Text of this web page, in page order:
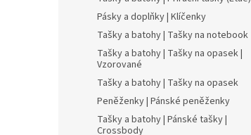
Pásky a doplňky | Klíčenky
Tašky a batohy | Tašky na notebook
Tašky a batohy | Tašky na opasek |
Vzorované
Tašky a batohy | Tašky na opasek
Peněženky | Pánské peněženky
Tašky a batohy | Pánské tašky |
Crossbody